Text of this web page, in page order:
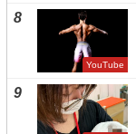
8
YouTube
9